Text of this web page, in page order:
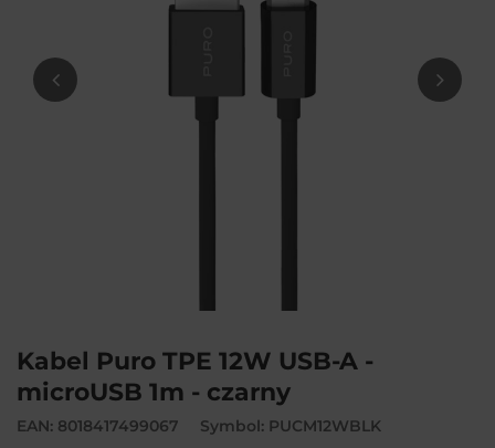
Kabel Puro TPE 12W USB-A -
microUSB 1m - czarny
EAN: 8018417499067 Symbol: PUCM12WBLK